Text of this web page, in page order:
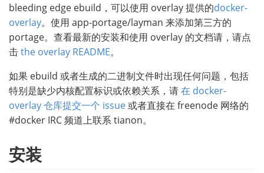
bleeding edge ebuild，可以使用 overlay 提供的docker-
overlay。使用 app-portage/layman 来添加第三方的
portage。查看最新的安装和使用 overlay 的文档请，请点
击the overlay README。
如果 ebuild 或者生成的二进制文件时出现任何问题，包括
特别是缺少内核配置标识或依赖关系，请在 docker-
overlay 仓库提交一个 issue或者直接在 freenode 网络的
#docker IRC 频道上联系 tianon。
安装